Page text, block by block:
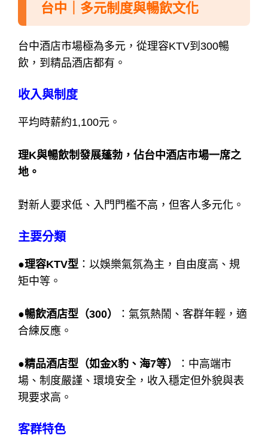
台中｜多元制度與暢飲文化
台中酒店市場極為多元， 從理容KTV到300暢
飲，到精品酒店都有。
收入與制度
平均時薪約1,100元。
理K與暢飲制發展蓬勃，佔台中酒店市場一席之
地。
對新人要求低、入門門檻不高，但客人多元化。
主要分類
●理容KTV型 ：以娛樂氣氛為主，自由度高、規
矩中等。
●暢飲酒店型（300）
：氣氛熱鬧、客群年輕，適
合練反應。
●精品酒店型（如金X豹、海7等） ： 中高端市
場、制度嚴謹、環境安全， 收入穩定但外貌與表
現要求高。
客群特色